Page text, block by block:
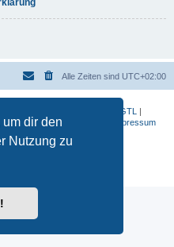
dir den
Nutzung zu
Alle Zeiten sind UTC+02:00
K 1600 GTL
|
|Datenschutzerklärung Impressum
© phpBB Limited
durch